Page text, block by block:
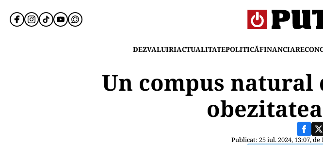
DEZVALUIRIACTUALITATEPOLITICĂFINANCIAR
Un compus natural
Publicat: 25 iul. 2024, 13:07, de